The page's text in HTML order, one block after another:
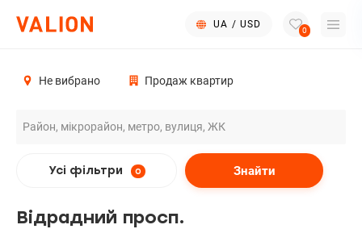
UA / USD
0
Не вибрано Продаж квартир
Усі фільтри 0 Знайти
Відрадний просп.